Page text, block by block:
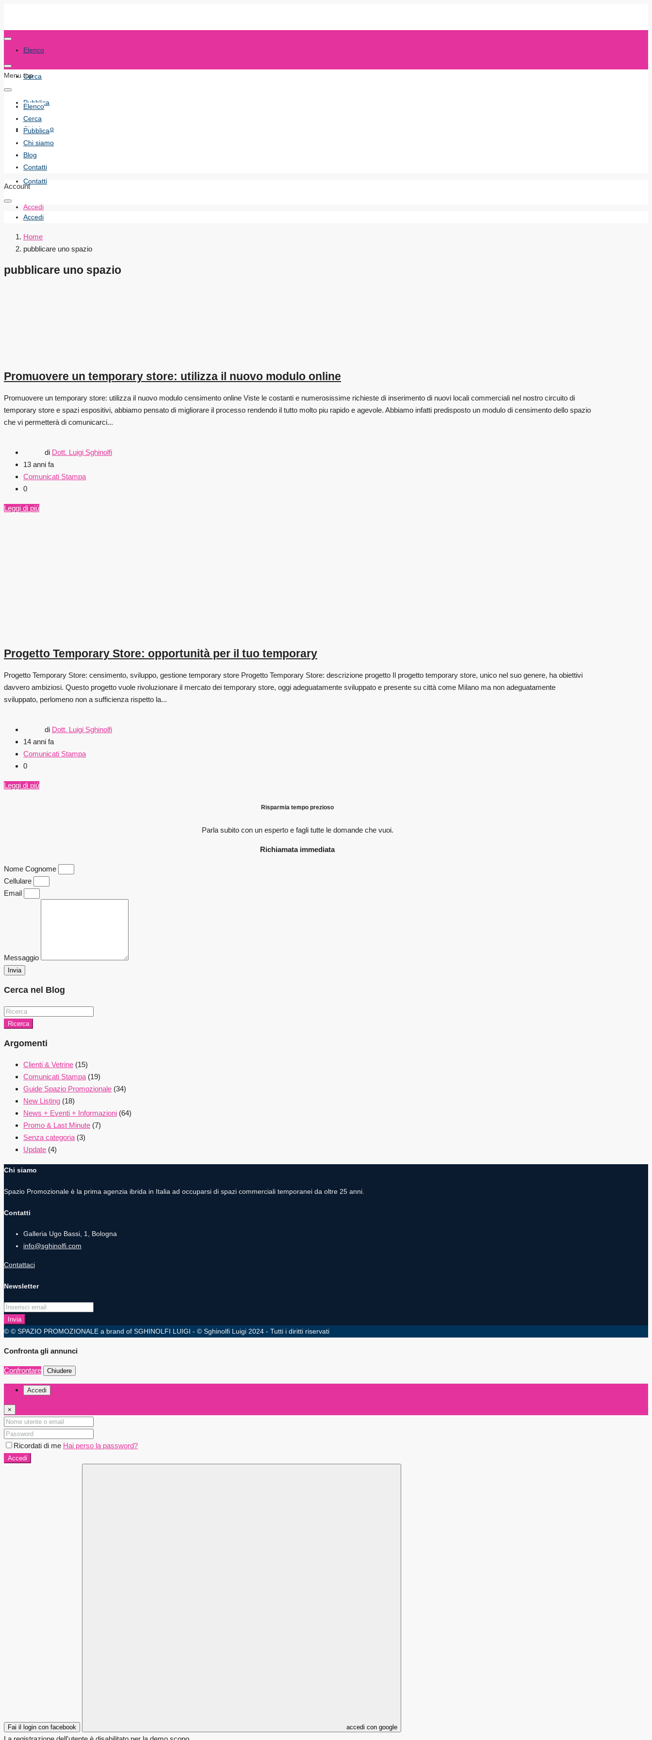
Elenco
Cerca
Pubblica
Chi siamo
Blog
Contatti
Accedi
Menu top
Elenco
Cerca
Pubblica
Chi siamo
Blog
Contatti
Account
Accedi
Home
pubblicare uno spazio
pubblicare uno spazio
Promuovere un temporary store: utilizza il nuovo modulo online
Promuovere un temporary store: utilizza il nuovo modulo censimento online Viste le costanti e numerosissime richieste di inserimento di nuovi locali commerciali nel nostro circuito di
temporary store e spazi espositivi, abbiamo pensato di migliorare il processo rendendo il tutto molto piu rapido e agevole. Abbiamo infatti predisposto un modulo di censimento dello spazio
che vi permetterà di comunicarci...
di Dott. Luigi Sghinolfi
13 anni fa
Comunicati Stampa
0
Leggi di più
Progetto Temporary Store: opportunità per il tuo temporary
Progetto Temporary Store: censimento, sviluppo, gestione temporary store Progetto Temporary Store: descrizione progetto Il progetto temporary store, unico nel suo genere, ha obiettivi
davvero ambiziosi. Questo progetto vuole rivoluzionare il mercato dei temporary store, oggi adeguatamente sviluppato e presente su città come Milano ma non adeguatamente
sviluppato, perlomeno non a sufficienza rispetto la...
di Dott. Luigi Sghinolfi
14 anni fa
Comunicati Stampa
0
Leggi di più
Risparmia tempo prezioso
Parla subito con un esperto e faglitutte le domande che vuoi.
Richiamata immediata
Nome Cognome
Cellulare
Email
Messaggio
Invia
Cerca nel Blog
Ricerca
Argomenti
Clienti & Vetrine (15)
Comunicati Stampa (19)
Guide Spazio Promozionale (34)
New Listing (18)
News + Eventi + Informazioni (64)
Promo & Last Minute (7)
Senza categoria (3)
Update (4)
Chi siamo
Spazio Promozionale è la prima agenzia ibrida in Italia ad occuparsi di spazi commerciali temporanei da oltre 25 anni.
Contatti
Galleria Ugo Bassi, 1, Bologna
info@sghinolfi.com
Contattaci
Newsletter
Invia
© © SPAZIO PROMOZIONALE a brand of SGHINOLFI LUIGI - © Sghinolfi Luigi 2024 - Tutti i diritti riservati
Confronta gli annunci
Confrontare Chiudere
Accedi
×
Ricordati di me Hai perso la password?
Accedi
Fai il login con facebook accedi con google